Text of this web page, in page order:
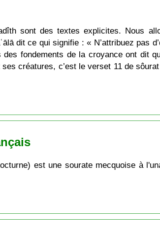
sont des textes explicites. Nous
dit ce qui signifie : « N’attribuez pas
fondements de la croyance ont dit
créatures, c’est le verset 11 de
est une sourate mecquoise à